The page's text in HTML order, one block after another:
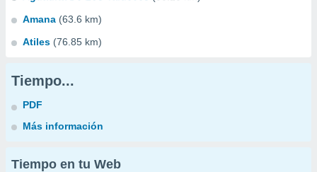
Amana (63.6 km)
Atiles (76.85 km)
Tiempo...
PDF
Más información
Tiempo en tu Web